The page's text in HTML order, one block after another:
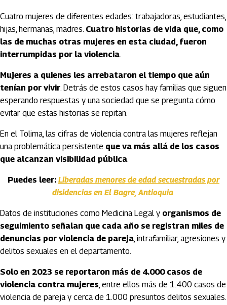
Cuatro mujeres de diferentes edades: trabajadoras, estudiantes,
hijas, hermanas, madres. Cuatro historias de vida que, como
las de muchas otras mujeres en esta ciudad, fueron
interrumpidas por la violencia.
Mujeres a quienes les arrebataron el tiempo que aún
tenían por vivir. Detrás de estos casos hay familias que siguen
esperando respuestas y una sociedad que se pregunta cómo
evitar que estas historias se repitan.
En el Tolima, las cifras de violencia contra las mujeres reflejan
una problemática persistente que va más allá de los casos
que alcanzan visibilidad pública.
Puedes leer: Liberadas menores de edad secuestradas por
disidencias en El Bagre, Antioquia.
Datos de instituciones como Medicina Legal y organismos de
seguimiento señalan que cada año se registran miles de
denuncias por violencia de pareja, intrafamiliar, agresiones y
delitos sexuales en el departamento.
Solo en 2023 se reportaron más de 4.000 casos de
violencia contra mujeres, entre ellos más de 1.400 casos de
violencia de pareja y cerca de 1.000 presuntos delitos sexuales.